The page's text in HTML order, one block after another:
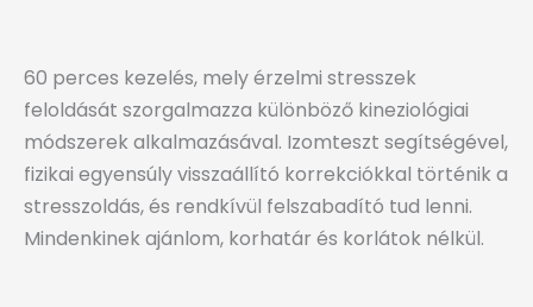
60 perces kezelés, mely érzelmi stresszek
feloldását szorgalmazza különböző kineziológiai
módszerek alkalmazásával. Izomteszt segítségével,
fizikai egyensúly visszaállító korrekciókkal történik a
stresszoldás, és rendkívül felszabadító tud lenni.
Mindenkinek ajánlom, korhatár és korlátok nélkül.